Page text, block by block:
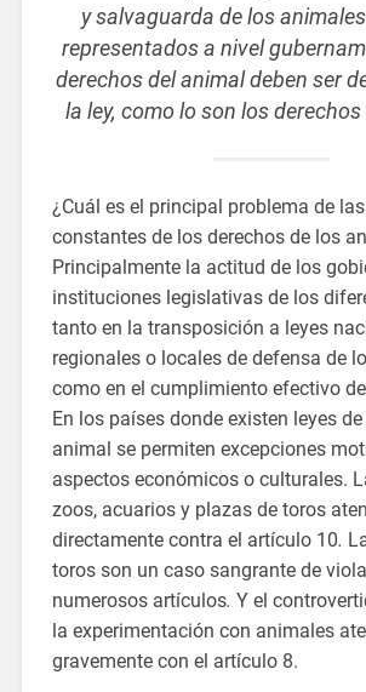
y salvaguarda de los
representados a nivel
derechos del animal deben ser
la ley, como lo son los
¿Cuál es el principal problema de
constantes de los derechos de los
Principalmente la actitud de los
instituciones legislativas de los
tanto en la transposición a leyes
regionales o locales de defensa de
como en el cumplimiento efectivo
En los países donde existen leyes
animal se permiten excepciones
aspectos económicos o culturales.
zoos, acuarios y plazas de toros
directamente contra el artículo 10.
toros son un caso sangrante de
numerosos artículos. Y el
la experimentación con animales
gravemente con el artículo 8.